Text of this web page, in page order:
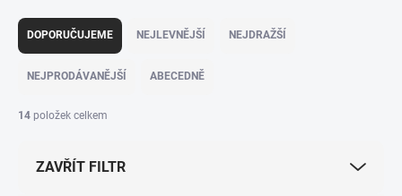
Ř
z
í
DOPORUČUJEME NEJLEVNĚJŠÍ NEJDRAŽŠÍ
NEJPRODÁVANĚJŠÍ ABECEDNĚ
14 položek celkem
ZAVŘÍT FILTR